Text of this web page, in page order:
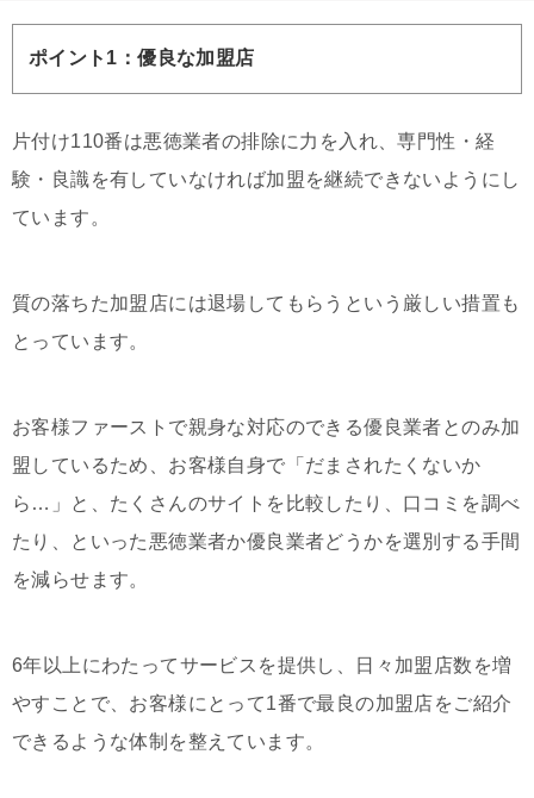
ポイント1：優良な加盟店
片付け110番は悪徳業者の排除に力を入れ、専門性・経
験・良識を有していなければ加盟を継続できないようにし
ています。
質の落ちた加盟店には退場してもらうという厳しい措置も
とっています。
お客様ファーストで親身な対応のできる優良業者とのみ加
盟しているため、お客様自身で「だまされたくないか
ら…」と、たくさんのサイトを比較したり、口コミを調べ
たり、といった悪徳業者か優良業者どうかを選別する手間
を減らせます。
6年以上にわたってサービスを提供し、日々加盟店数を増
やすことで、お客様にとって1番で最良の加盟店をご紹介
できるような体制を整えています。